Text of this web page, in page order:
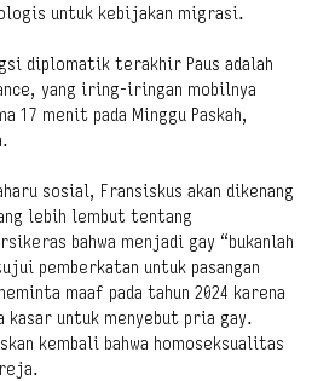
untuk kebijakan migrasi.
diplomatik terakhir Paus adalah
yang iring-iringan mobilnya
17 menit pada Minggu Paskah,
sosial, Fransiskus akan dikenang
lebih lembut tentang
bahwa menjadi gay “bukanlah
pemberkatan untuk pasangan
maaf pada tahun 2024 karena
kasar untuk menyebut pria gay.
kembali bahwa homoseksualitas